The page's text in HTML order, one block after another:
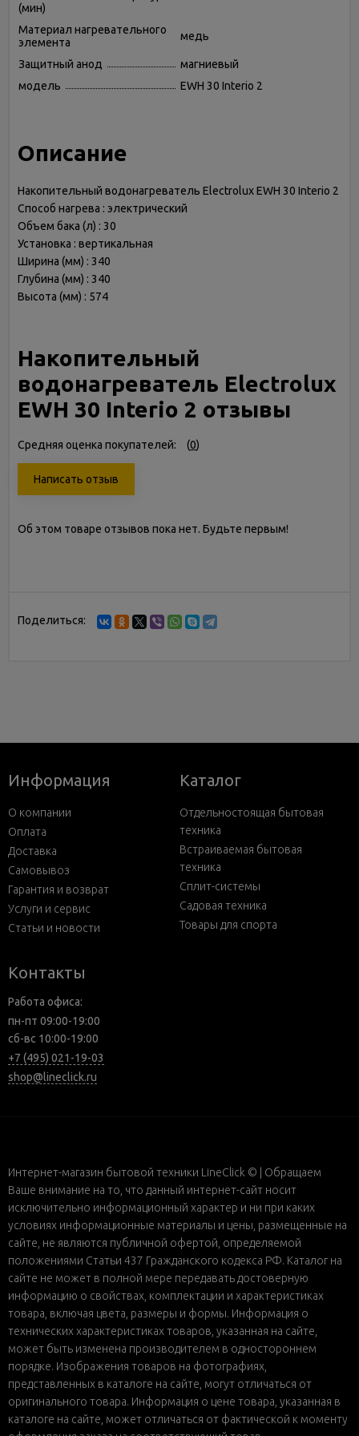
(мин)
Материал нагревательного
элемента
медь
Защитный анод
магниевый
модель
EWH 30 Interio 2
Описание
Накопительный водонагреватель Electrolux EWH 30 Interio 2
Способ нагрева : электрический
Объем бака (л) : 30
Установка : вертикальная
Ширина (мм) : 340
Глубина (мм) : 340
Высота (мм) : 574
Накопительный
водонагреватель Electrolux
EWH 30 Interio 2 отзывы
Средняя оценка покупателей: (0)
Написать отзыв
Об этом товаре отзывов пока нет. Будьте первым!
Поделиться:
Информация
О компании
Оплата
Доставка
Самовывоз
Гарантия и возврат
Услуги и сервис
Статьи и новости
Каталог
Отдельностоящая бытовая
техника
Встраиваемая бытовая
техника
Сплит-системы
Садовая техника
Товары для спорта
Контакты
Работа офиса:
пн-пт 09:00-19:00
сб-вс 10:00-19:00
+7 (495) 021-19-03
shop@lineclick.ru
Интернет-магазин бытовой техники LineClick © | Обращаем
Ваше внимание на то, что данный интернет-сайт носит
исключительно информационный характер и ни при каких
условиях информационные материалы и цены, размещенные на
сайте, не являются публичной офертой, определяемой
положениями Статьи 437 Гражданского кодекса РФ. Каталог на
сайте не может в полной мере передавать достоверную
информацию о свойствах, комплектации и характеристиках
товара, включая цвета, размеры и формы. Информация о
технических характеристиках товаров, указанная на сайте,
может быть изменена производителем в одностороннем
порядке. Изображения товаров на фотографиях,
представленных в каталоге на сайте, могут отличаться от
оригинального товара. Информация о цене товара, указанная в
каталоге на сайте, может отличаться от фактической к моменту